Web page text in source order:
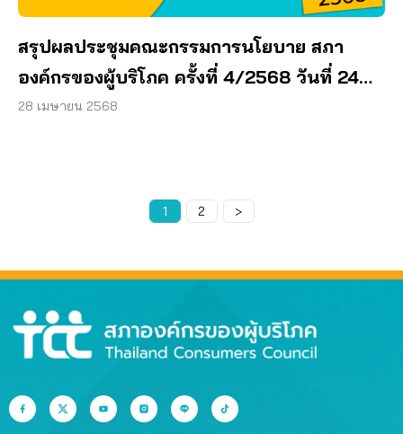
สรุปผลประชุมคณะกรรมการนโยบาย สภา
องค์กรของผู้บริโภค ครั้งที่ 4/2568 วันที่ 24
เมษายน 2568
28 เมษายน 2568
Page
1 Page
2 >